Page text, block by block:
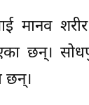
शरीर
छन्।
छन्।